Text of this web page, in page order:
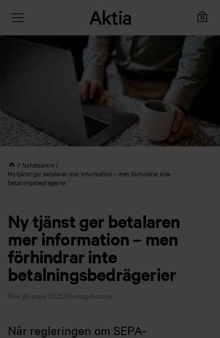
Nyhetsarkiv
Ny tjänst ger betalaren mer information – men förhindrar inte
betalningsbedrägerier
Ny tjänst ger betalaren
mer information – men
förhindrar inte
betalningsbedrägerier
Den 26 mars 2025 Företagskunder
När regleringen om SEPA-